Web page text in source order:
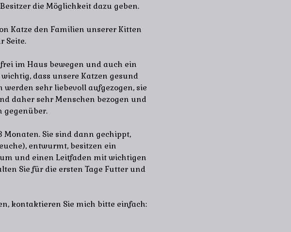
die Möglichkeit dazu geben.
Katze den Familien unserer Kitten
Seite.
im Haus bewegen und auch ein
dass unsere Katzen gesund
sehr liebevoll aufgezogen, sie
daher sehr Menschen bezogen und
gegenüber.
Sie sind dann gechippt,
entwurmt, besitzen ein
und einen Leitfaden mit wichtigen
Sie für die ersten Tage Futter und
kontaktieren Sie mich bitte einfach: